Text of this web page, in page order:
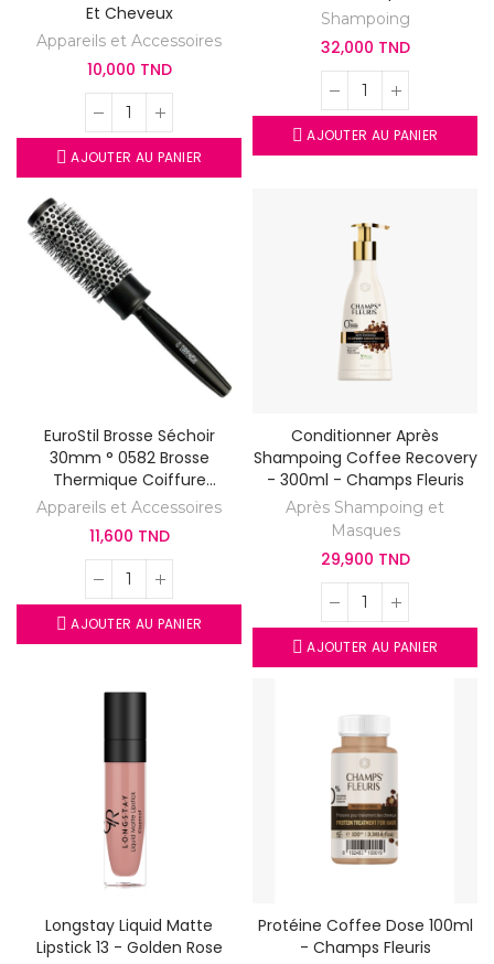
Et Cheveux
Appareils et Accessoires
10,000 TND
AJOUTER AU PANIER
Shampoing
32,000 TND
AJOUTER AU PANIER
EuroStil Brosse Séchoir
30mm ° 0582 Brosse
Thermique Coiffure
Cheveux
Appareils et Accessoires
11,600 TND
AJOUTER AU PANIER
Conditionner Après
Shampoing Coffee Recovery
- 300ml - Champs Fleuris
Après Shampoing et
Masques
29,900 TND
AJOUTER AU PANIER
Longstay Liquid Matte
Lipstick 13 - Golden Rose
Protéine Coffee Dose 100ml
- Champs Fleuris